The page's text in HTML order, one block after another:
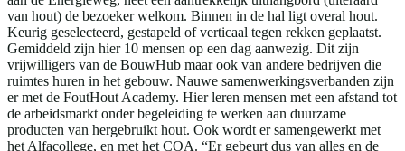
van hout) de bezoeker welkom. Binnen in de hal ligt overal hout.
Keurig geselecteerd, gestapeld of verticaal tegen rekken geplaatst.
Gemiddeld zijn hier 10 mensen op een dag aanwezig. Dit zijn
vrijwilligers van de BouwHub maar ook van andere bedrijven die
ruimtes huren in het gebouw. Nauwe samenwerkingsverbanden zijn
er met de FoutHout Academy. Hier leren mensen met een afstand tot
de arbeidsmarkt onder begeleiding te werken aan duurzame
producten van hergebruikt hout. Ook wordt er samengewerkt met
het Alfacollege, en met het COA. “Er gebeurt dus van alles en de